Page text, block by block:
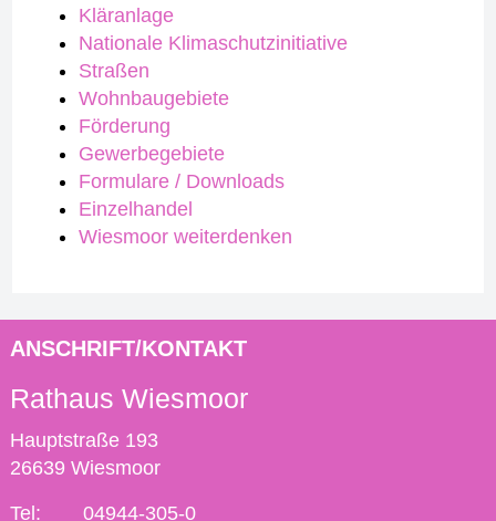
Kläranlage
Nationale Klimaschutzinitiative
Straßen
Wohnbaugebiete
Förderung
Gewerbegebiete
Formulare / Downloads
Einzelhandel
Wiesmoor weiterdenken
ANSCHRIFT/KONTAKT
Rathaus Wiesmoor
Hauptstraße 193
26639 Wiesmoor
Tel: 04944-305-0